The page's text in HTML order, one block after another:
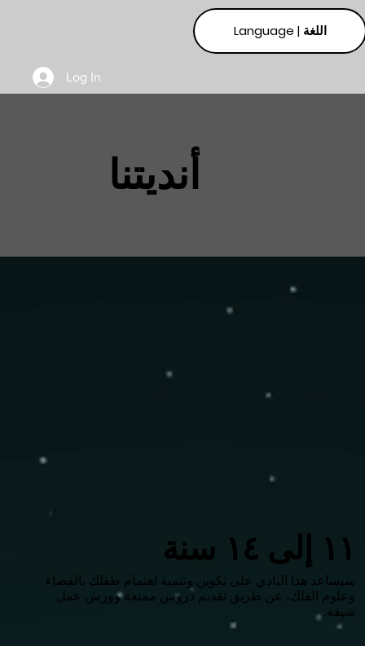
Log In
Language | اللغة
أنديتنا
١١ إلى ١٤ سنة
سيساعد هذا النادي على تكوين وتنمية اهتمام طفلك بالفضاء
وعلوم الفلك، عن طريق تقديم دروس ممتعة وورش عمل
شيقة.